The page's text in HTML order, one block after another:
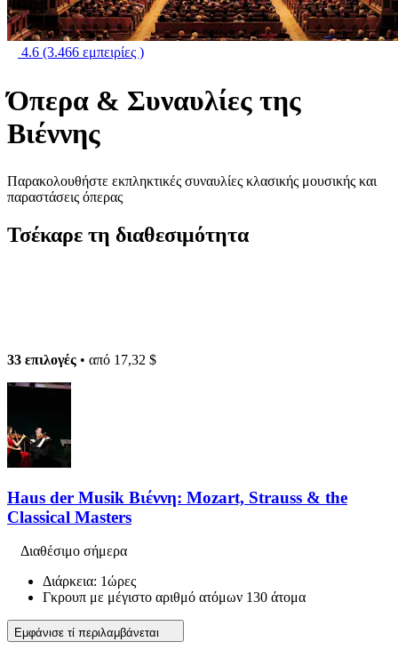
4.6 (3.466 εμπειρίες )
Όπερα & Συναυλίες της
Βιέννης
Παρακολουθήστε εκπληκτικές συναυλίες κλασικής μουσικής και
παραστάσεις όπερας
Τσέκαρε τη διαθεσιμότητα
33 επιλογές • από 17,32 $
Haus der Musik Βιέννη: Mozart, Strauss & the
Classical Masters
Διαθέσιμο σήμερα
Διάρκεια: 1ώρες
Γκρουπ με μέγιστο αριθμό ατόμων 130 άτομα
Εμφάνισε τί περιλαμβάνεται